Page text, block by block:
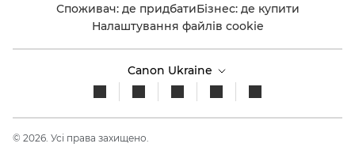
Споживач: де придбатиБізнес: де купити
Налаштування файлів cookie
Canon Ukraine
© 2026. Усі права захищено.